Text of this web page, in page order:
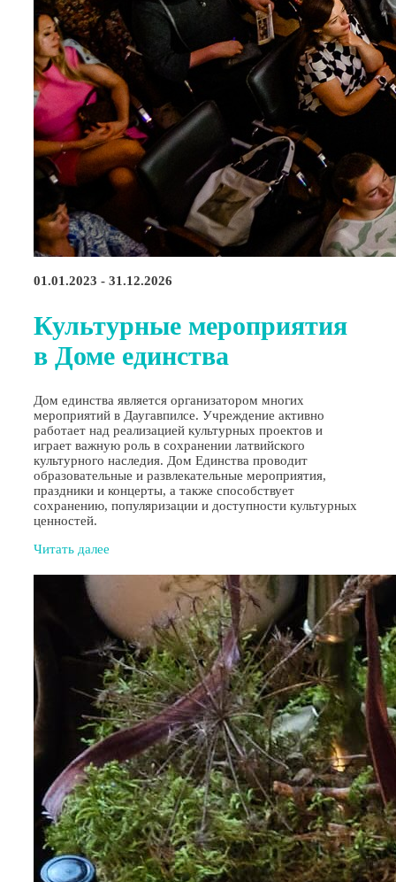
01.01.2023 - 31.12.2026
Культурные мероприятия
в Доме единства
Дом единства является организатором многих
мероприятий в Даугавпилсе. Учреждение активно
работает над реализацией культурных проектов и
играет важную роль в сохранении латвийского
культурного наследия. Дом Единства проводит
образовательные и развлекательные мероприятия,
праздники и концерты, а также способствует
сохранению, популяризации и доступности культурных
ценностей.
Читать далее